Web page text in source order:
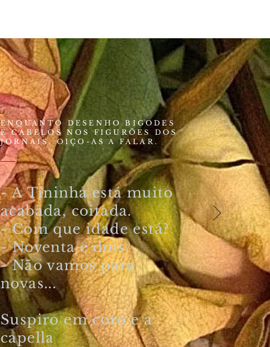
ENQUANTO DESENHO BIGODES
E CABELOS NOS FIGURÕES DOS
JORNAIS, OIÇO-AS A FALAR.
- A Tininha está muito
acabada, coitada.
- Com que idade está?
- Noventa e dois.
- Não vamos para
novas...
Suspiro em coro e a
capella